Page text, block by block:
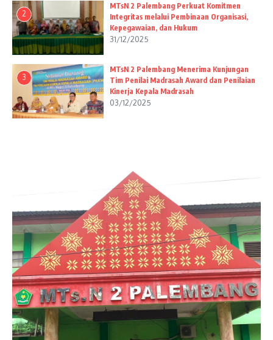
2
MTsN 2 Palembang Perkuat Komitmen
Integritas melalui Pembinaan Organisasi,
Kepegawaian, dan Hukum
31/12/2025
3
MTsN 2 Palembang Menerima Kunjungan
Tim Penilai Madrasah Award dan Penilaian
Kinerja Kepala Madrasah
03/12/2025